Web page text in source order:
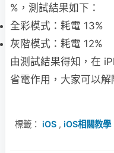
%，測試結果如下：
全彩模式：耗電 13%
灰階模式：耗電 12%
由測試結果得知，在
省電作用，大家可以解
標籤： iOS , iOS相關教學